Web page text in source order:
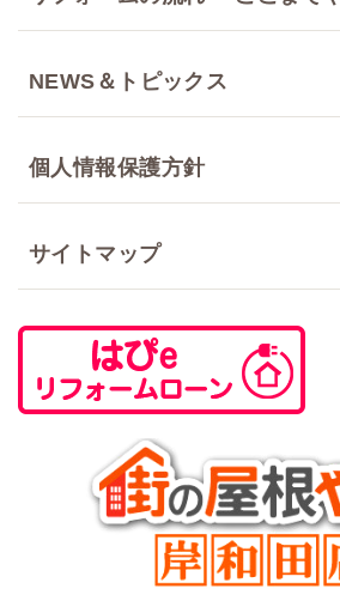
NEWS＆トピックス
個人情報保護方針
サイトマップ